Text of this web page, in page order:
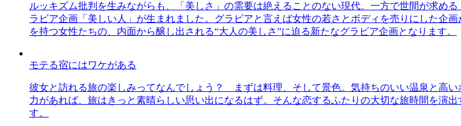
ルッキズム批判を生みながらも、「美しさ」の需要は絶えることのない現代。一方で世間が求め
ラビア企画「美しい人」が生まれました。グラビアと言えば女性の若さとボディを売りにした企
を持つ女性たちの、内面から醸し出される“大人の美しさ”に迫る新たなグラビア企画となります。
モテる宿にはワケがある
彼女と訪れる旅の楽しみってなんでしょう？ まずは料理、そして景色。気持ちのいい温泉と高
力があれば、旅はきっと素晴らしい思い出になるはず。そんな恋するふたりの大切な旅時間を演
す。